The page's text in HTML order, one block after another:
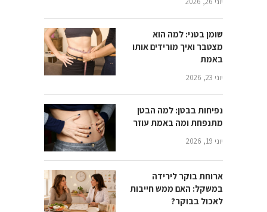
שומן בטני: למה הוא
מצטבר ואיך מורידים אותו
באמת
יוני 23, 2026
נפיחות בבטן: למה הבטן
מתנפחת ומה באמת עוזר
יוני 19, 2026
ארוחת בוקר לירידה
במשקל: האם ממש חייבות
לאכול בבוקר?